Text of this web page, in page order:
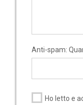
Anti-spam:
Ho letto e